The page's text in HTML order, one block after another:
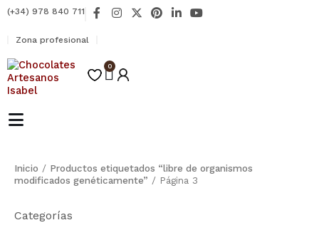
(+34) 978 840 711
F
a
o
o
I
g
r
X
P
i
L
Y
Zona profesional
0
Carrito
Inicio / Productos etiquetados “libre de organismos
modificados genéticamente” / Página 3
Categorías